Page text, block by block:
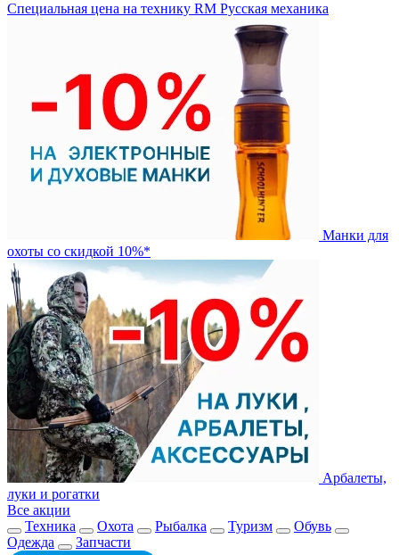
Специальная цена на технику RM Русская механика
Манки для
охоты со скидкой 10%*
Арбалеты,
луки и рогатки
Все акции
Техника
Охота Рыбалка Туризм
Обувь
Одежда
Запчасти